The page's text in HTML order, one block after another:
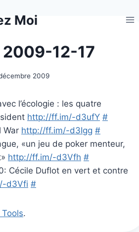
Moi
12-17
2009
l’écologie : les quatre
http://ff.im/-d3ufY #
War http://ff.im/-d3Igg #
«un jeu de poker menteur,
http://ff.im/-d3Vfh #
Cécile Duflot en vert et contre
d3Vfi #
.